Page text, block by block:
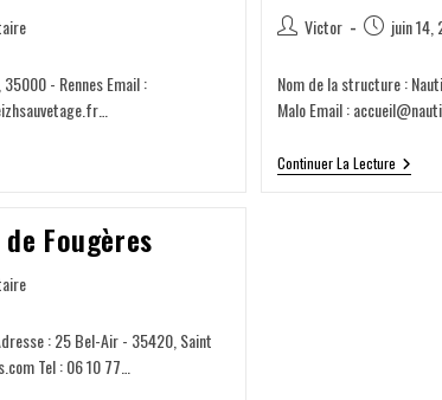
- Rennes Email :
Victor juin 14,
Nom de la structure :
Malo Email :
Continuer La Lecture
Fougères
: 25 Bel-Air - 35420, Saint
Tel : 06 10 77…